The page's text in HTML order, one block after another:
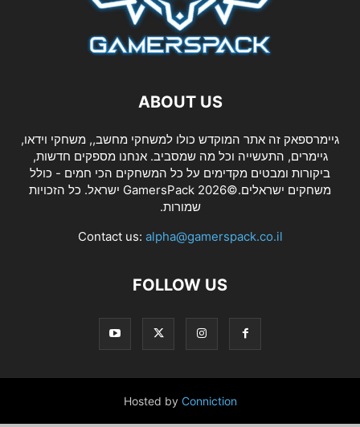
ABOUT US
גיימרספאק זה אתר המוקדש כולו למשחקי מחשב,, משחקי וידאו,
גיימרים, התעשייה וכל מה שמסביב. אנחנו מספקים חדשות,
ביקורות ומבטים מקדימים על כל המשחקים הכי חמים - כולל
משחקים ישראלים.©2026 GamersPack ישראל. כל הזכויות
שמורות.
Contact us: alpha@gamerspack.co.il
FOLLOW US
Hosted by Conniction